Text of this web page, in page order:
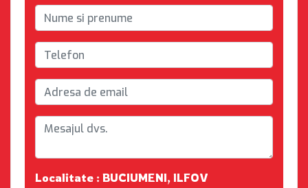
Localitate : BUCIUMENI, ILFOV